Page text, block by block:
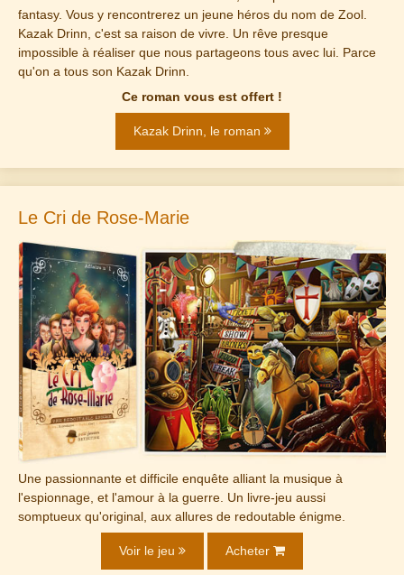
fantasy. Vous y rencontrerez un jeune héros du nom de Zool.
Kazak Drinn, c'est sa raison de vivre. Un rêve presque
impossible à réaliser que nous partageons tous avec lui. Parce
qu'on a tous son Kazak Drinn.
Ce roman vous est offert !
Kazak Drinn, le roman
Le Cri de Rose-Marie
Une passionnante et difficile enquête alliant la musique à
l'espionnage, et l'amour à la guerre. Un livre-jeu aussi
somptueux qu'original, aux allures de redoutable énigme.
Voir le jeu Acheter